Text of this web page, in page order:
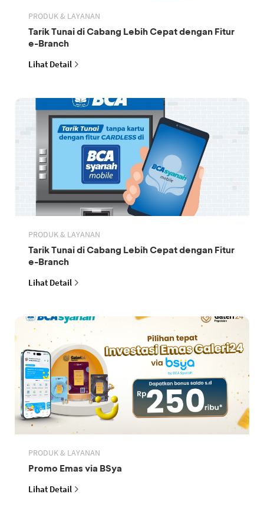
PRODUK & LAYANAN
Tarik Tunai di Cabang Lebih Cepat dengan Fitur
e-Branch
Lihat Detail
PRODUK & LAYANAN
Tarik Tunai di Cabang Lebih Cepat dengan Fitur
e-Branch
Lihat Detail
PRODUK & LAYANAN
Promo Emas via BSya
Lihat Detail